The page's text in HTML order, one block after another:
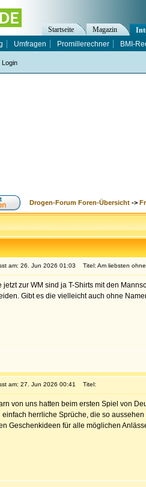
Drogen-Forum Foren-Übersicht ->
am: 26. Jun 2026 01:03 Titel: Am liebsten ohne
jetzt zur WM sind ja T-Shirts mit den
Gibt es die vielleicht auch ohne
am: 27. Jun 2026 00:41 Titel:
von uns hatten beim ersten Spiel von
einfach herrliche Sprüche, die so
Geschenkideen für alle möglichen
Startseite Magazin
Umfragen Promillerechner BMI-
Login